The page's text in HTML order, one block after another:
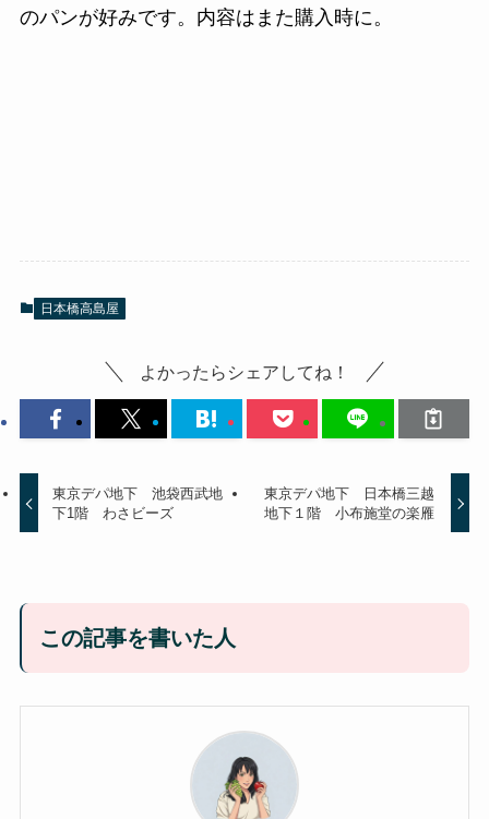
のパンが好みです。内容はまた購入時に。
日本橋高島屋
よかったらシェアしてね！
東京デパ地下 池袋西武地
下1階 わさビーズ
東京デパ地下 日本橋三越
地下１階 小布施堂の楽雁
この記事を書いた人